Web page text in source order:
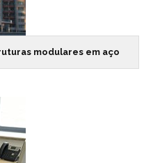
modulares em aço